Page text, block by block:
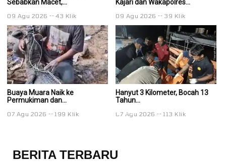
Sebabkan Macet,...
09 Agu 2026 43 Klik
Kajari dan Wakapolres...
09 Agu 2026 39 Klik
Buaya Muara Naik ke
Permukiman dan...
07 Agu 2026 199 Klik
Hanyut 3 Kilometer, Bocah 13
Tahun...
07 Agu 2026 113 Klik
BERITA TERBARU